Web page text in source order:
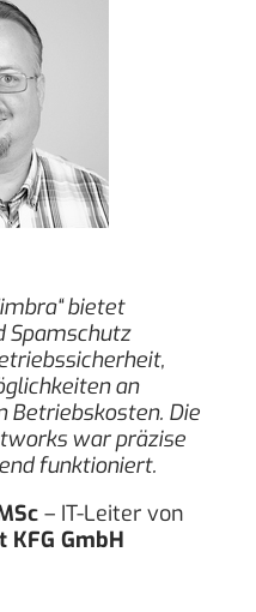
bietet
Spamschutz
an
Betriebskosten. Die
war präzise
funktioniert.
– IT-Leiter von
GmbH